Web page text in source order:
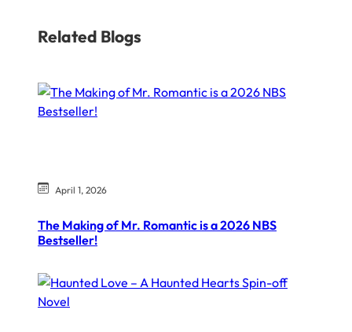
Related Blogs
April 1, 2026
The Making of Mr. Romantic is a 2026 NBS
Bestseller!